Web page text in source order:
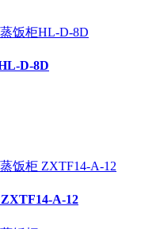
D-8D
A-12